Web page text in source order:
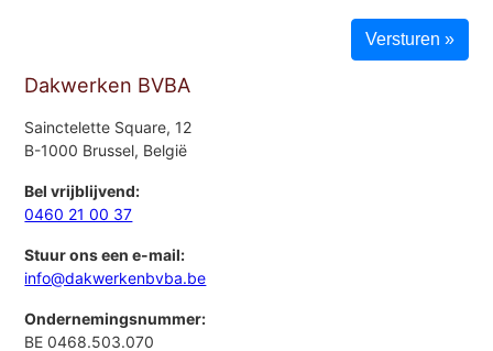
Dakwerken BVBA
Sainctelette Square, 12
B-1000 Brussel, België
Bel vrijblijvend:
0460 21 00 37
Stuur ons een e-mail:
info@dakwerkenbvba.be
Ondernemingsnummer:
BE 0468.503.070